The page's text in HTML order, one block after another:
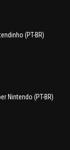
(PT-BR)
Nintendo (PT-BR)